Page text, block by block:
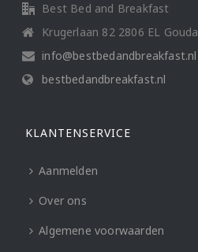
Best Bed and Breakfast
Krugerlaan 82 2806 EL Gouda
info@bestbedandbreakfast.nl
bestbedandbreakfast.nl
KLANTENSERVICE
Aanmelden
Over ons
Algemene voorwaarden